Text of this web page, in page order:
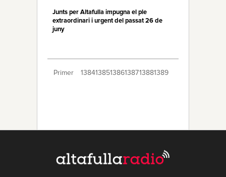
Junts per Altafulla impugna el ple
extraordinari i urgent del passat 26 de
juny
Primer 138413851386138713881389
13981399140014011402 Últim